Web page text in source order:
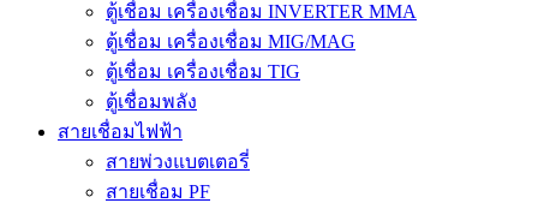
ตู้เชื่อม เครื่องเชื่อม INVERTER MMA
ตู้เชื่อม เครื่องเชื่อม MIG/MAG
ตู้เชื่อม เครื่องเชื่อม TIG
ตู้เชื่อมพลัง
สายเชื่อมไฟฟ้า
สายพ่วงแบตเตอรี่
สายเชื่อม PF